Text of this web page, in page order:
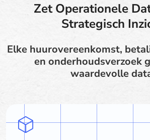
Zet Operationele
Strategisch
Elke huurovereenkomst,
en onderhoudsverzoek
waardevolle